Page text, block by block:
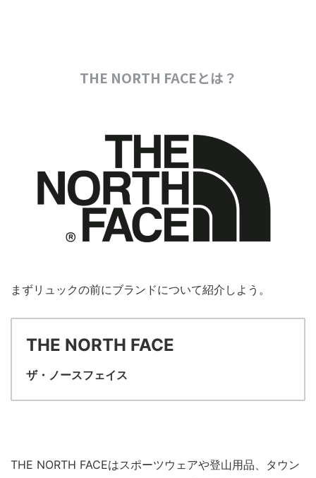
THE NORTH FACEとは？
まずリュックの前にブランドについて紹介しよう。
THE NORTH FACE
ザ・ノースフェイス
THE NORTH FACEはスポーツウェアや登山用品、タウン